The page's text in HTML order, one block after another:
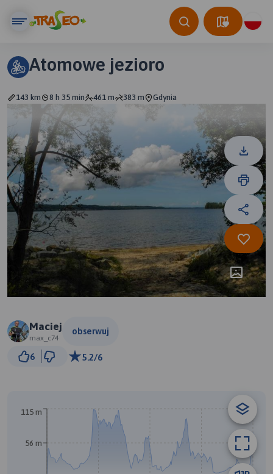
Atomowe jezioro
143 km 8 h 35 min 461 m 383 m Gdynia
Maciej
max_c74
obserwuj
6 5.2/6
56 m
115 m